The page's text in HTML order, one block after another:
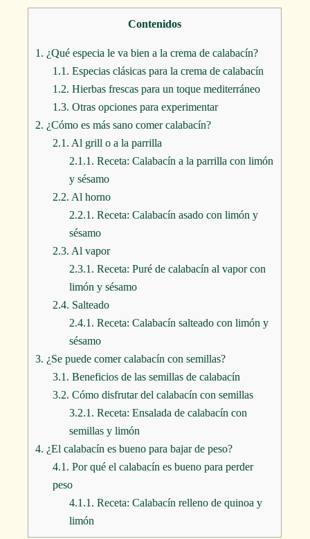
Contenidos
1. ¿Qué especia le va bien a la crema de calabacín?
1.1. Especias clásicas para la crema de calabacín
1.2. Hierbas frescas para un toque mediterráneo
1.3. Otras opciones para experimentar
2. ¿Cómo es más sano comer calabacín?
2.1. Al grill o a la parrilla
2.1.1. Receta: Calabacín a la parrilla con limón
y sésamo
2.2. Al horno
2.2.1. Receta: Calabacín asado con limón y
sésamo
2.3. Al vapor
2.3.1. Receta: Puré de calabacín al vapor con
limón y sésamo
2.4. Salteado
2.4.1. Receta: Calabacín salteado con limón y
sésamo
3. ¿Se puede comer calabacín con semillas?
3.1. Beneficios de las semillas de calabacín
3.2. Cómo disfrutar del calabacín con semillas
3.2.1. Receta: Ensalada de calabacín con
semillas y limón
4. ¿El calabacín es bueno para bajar de peso?
4.1. Por qué el calabacín es bueno para perder
peso
4.1.1. Receta: Calabacín relleno de quinoa y
limón